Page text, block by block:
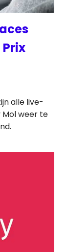
alle live-
Mol weer te